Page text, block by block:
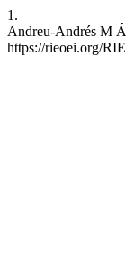
1.
Andreu-Andrés M
https://rieoei.org/